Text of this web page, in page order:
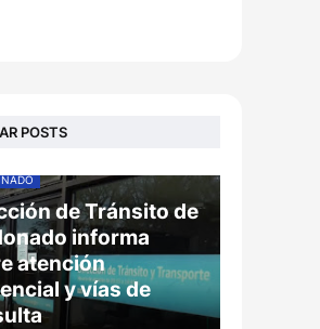
POSTS
de Tránsito de
informa
atención
y vías de